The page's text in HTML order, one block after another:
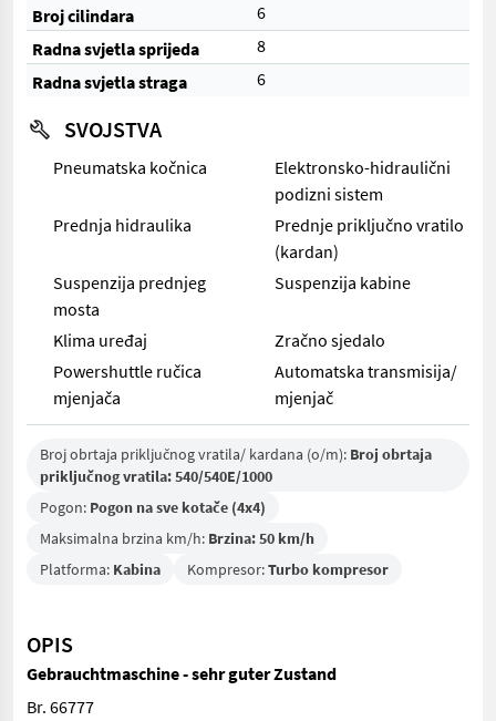
Broj cilindara
6
Radna svjetla sprijeda
8
Radna svjetla straga
6
SVOJSTVA
Pneumatska kočnica
Elektronsko-hidraulični
podizni sistem
Prednja hidraulika
Prednje priključno vratilo
(kardan)
Suspenzija prednjeg
mosta
Suspenzija kabine
Klima uređaj
Zračno sjedalo
Powershuttle ručica
mjenjača
Automatska transmisija/
mjenjač
Broj obrtaja priključnog vratila/ kardana (o/m): Broj obrtaja
priključnog vratila: 540/540E/1000
Pogon: Pogon na sve kotače (4x4)
Maksimalna brzina km/h: Brzina: 50 km/h
Platforma: Kabina Kompresor:Turbo kompresor
OPIS
Gebrauchtmaschine - sehr guter Zustand
Br. 66777